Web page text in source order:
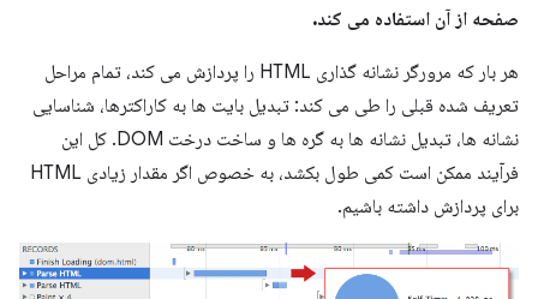
صفحه از آن استفاده می کند.
هر بار که مرورگر نشانه گذاری HTML را پردازش می کند، تمام مراحل
تعریف شده قبلی را طی می کند: تبدیل بایت ها به کاراکترها، شناسایی
نشانه ها، تبدیل نشانه ها به گره ها و ساخت درخت DOM. کل این
فرآیند ممکن است کمی طول بکشد، به خصوص اگر مقدار زیادی HTML
برای پردازش داشته باشیم.